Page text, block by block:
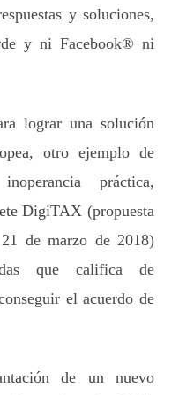
y soluciones,
y ni Facebook® ni
lograr una solución
otro ejemplo de
práctica,
DigiTAX (propuesta
de marzo de 2018)
que califica de
el acuerdo de
de un nuevo